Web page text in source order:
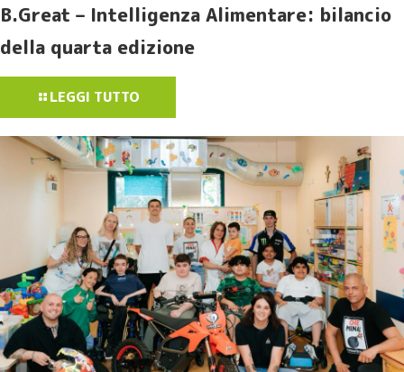
B.Great – Intelligenza Alimentare: bilancio
della quarta edizione
LEGGI TUTTO